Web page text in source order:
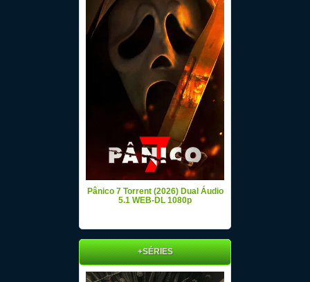
Pânico 7 Torrent (2026) Dual Áudio
5.1 WEB-DL 1080p
+SÉRIES